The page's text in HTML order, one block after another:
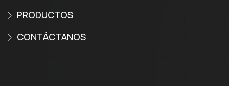
PRODUCTOS
CONTÁCTANOS